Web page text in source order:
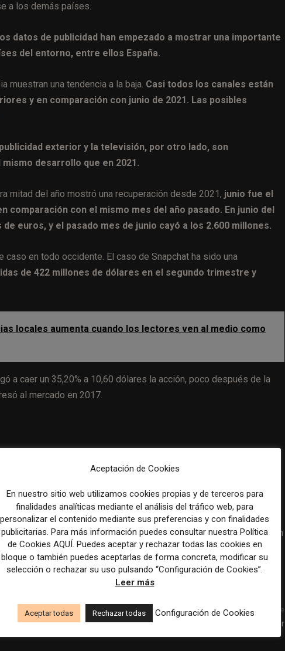
a los demás países.
datos de publicidad han empezado a mostrar una importante
del entorno, entre ellos España.
muestran una tendencia a la baja. Casi todos los canales están
y en comparación con junio de 2021. Las posibles
exterior y la televisión, por otro lado, son
desarrollo que en 2021.
mitad del año mostró una recuperación desde 2021, junio fue el
con el mismo mes del año pasado. En junio del
euros, y el pasado mes de junio cayó a los 2.600 millones.
en todo occidente. El caso de Snapchat ha sido una
de 422 millones de dólares en el segundo trimestre y
locales aumenta cuando los lectores ven al medio como
a caer un 35,20% a 10,60 dólares la acción, poco después de la
al mercado en 2017.
a largo plazo de la publicidad desde los medios
de interés y la inflación, según los expertos,
en España, en donde ya se pronostica una
para 2022 en el sector publicitario, del 9,7%, y lo ha situado en un
Artículo siguiente
Making sense of the controversy at The New Yorker – Poynter
Aceptación de Cookies
En nuestro sitio web utilizamos cookies propias y de terceros para
finalidades analíticas mediante el análisis del tráfico web, para
personalizar el contenido mediante sus preferencias y con finalidades
publicitarias. Para más información puedes consultar nuestra Política
de Cookies AQUÍ. Puedes aceptar y rechazar todas las cookies en
bloque o también puedes aceptarlas de forma concreta, modificar su
selección o rechazar su uso pulsando “Configuración de Cookies”.
Leer más
Aceptar todas Rechazar todas Configuración de Cookies